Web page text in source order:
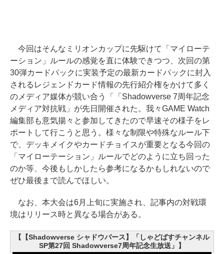
今回はそんなミリオンカップに先駆けて「マイローテ
ーション」ルールの感覚を直に体験できつつ、次回の第
30弾カードパックに実装予定の最新カードパックに封入
されるレジェンドカード情報の先行紹介権をかけて多く
のメディア媒体が競い合う「「Shadowverse 7周年記念
メディア対抗戦」が先日開催された。我々GAME Watch
編集部も意気揚々と参加してきたので早速その様子をレ
ポートして行こうと思う。様々な制限や特殊なルール下
で、デッキメイクやカードチョイスが重要となる今回の
「マイローテーション」ルールでどのように立ち回った
のか等、今後もしかしたら参考になるかもしれないので
ぜひ最後まで読んでほしい。
なお、本大会は6月上旬に実施され、記事内の対戦環
境はリリース時と異なる場合がある。
【【Shadowverse シャドウバース】「しゃどばすチャンネル
SP第27回 Shadowverse7周年記念生放送」】